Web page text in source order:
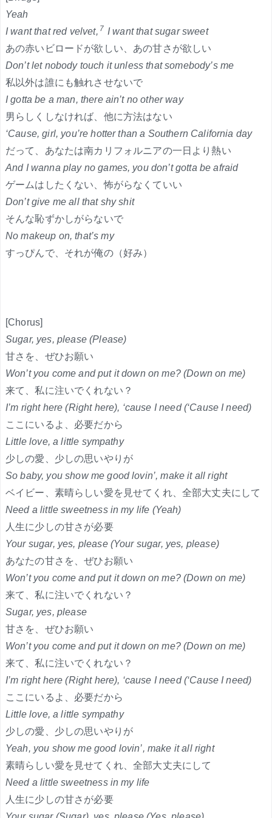
Yeah
I want that red velvet, 7 I want that sugar sweet
あの赤いビロードが欲しい、あの甘さが欲しい
Don’t let nobody touch it unless that somebody’s me
私以外は誰にも触れさせないで
I gotta be a man, there ain’t no other way
男らしくしなければ、他に方法はない
‘Cause, girl, you’re hotter than a Southern California day
だって、あなたは南カリフォルニアの一日より熱い
And I wanna play no games, you don’t gotta be afraid
ゲームはしたくない、怖がらなくていい
Don’t give me all that shy shit
そんな恥ずかしがらないで
No makeup on, that’s my
すっぴんで、それが俺の（好み）
[Chorus]
Sugar, yes, please (Please)
甘さを、ぜひお願い
Won’t you come and put it down on me? (Down on me)
来て、私に注いでくれない？
I’m right here (Right here), ‘cause I need (‘Cause I need)
ここにいるよ、必要だから
Little love, a little sympathy
少しの愛、少しの思いやりが
So baby, you show me good lovin’, make it all right
ベイビー、素晴らしい愛を見せてくれ、全部大丈夫にして
Need a little sweetness in my life (Yeah)
人生に少しの甘さが必要
Your sugar, yes, please (Your sugar, yes, please)
あなたの甘さを、ぜひお願い
Won’t you come and put it down on me? (Down on me)
来て、私に注いでくれない？
Sugar, yes, please
甘さを、ぜひお願い
Won’t you come and put it down on me? (Down on me)
来て、私に注いでくれない？
I’m right here (Right here), ‘cause I need (‘Cause I need)
ここにいるよ、必要だから
Little love, a little sympathy
少しの愛、少しの思いやりが
Yeah, you show me good lovin’, make it all right
素晴らしい愛を見せてくれ、全部大丈夫にして
Need a little sweetness in my life
人生に少しの甘さが必要